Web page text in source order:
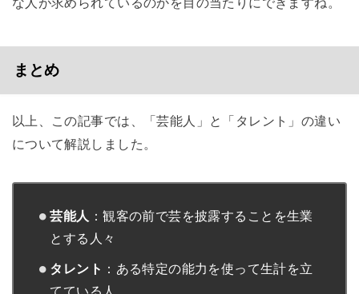
まとめ
以上、この記事では、「芸能人」と「タレント」の違い
について解説しました。
芸能人 ：観客の前で芸を披露することを生業
とする人々
タレント ：ある特定の能力を使って生計を立
てている人